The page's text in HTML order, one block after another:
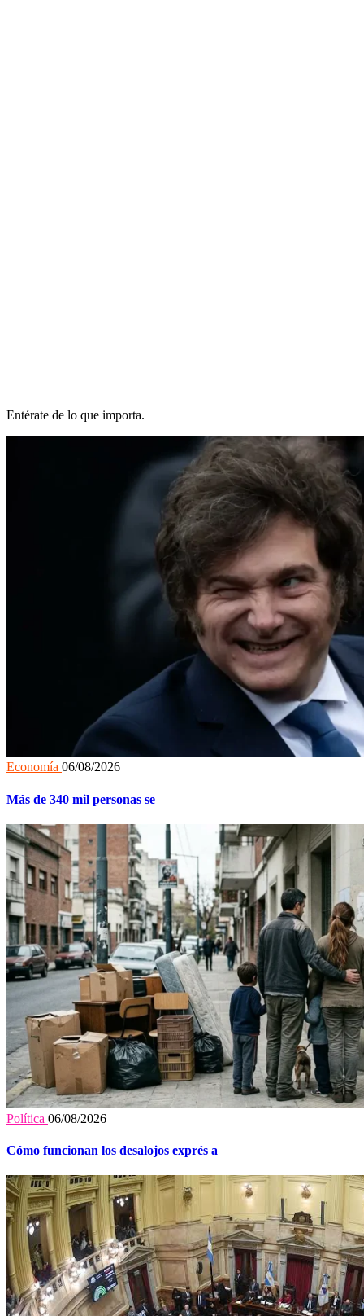
Entérate de lo que importa.
Economía 06/08/2026
Más de 340 mil personas se
Política 06/08/2026
Cómo funcionan los desalojos exprés a